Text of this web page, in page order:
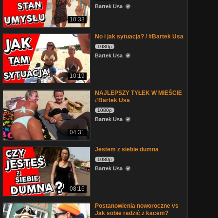
10:33
Bartek Usa
10:19
No i jak sytuacja? / #Bartek Usa
1080p
Bartek Usa
04:31
NAJLEPSZY TYŁEK W MIEŚCIE
#Bartek Usa
1080p
Bartek Usa
08:16
Jestem z siebie dumna
1080p
Bartek Usa
Postanowienia noworoczne vs
Jak sobie radzić z kacem?